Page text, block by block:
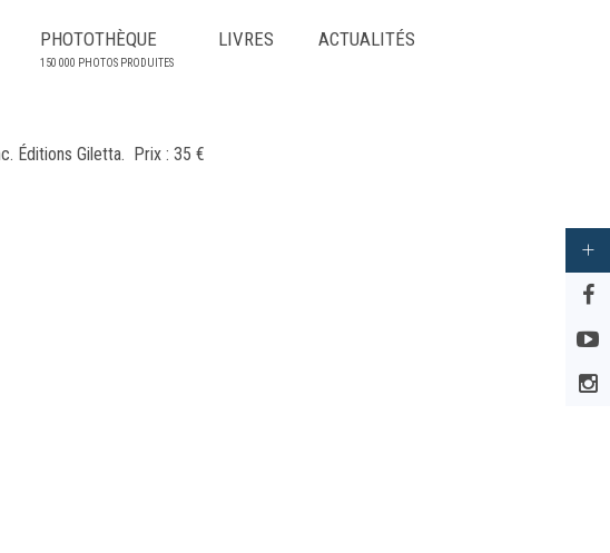
PHOTOTHÈQUE
150 000 PHOTOS PRODUITES
LIVRES ACTUALITÉS
Éditions Giletta. Prix : 35 €